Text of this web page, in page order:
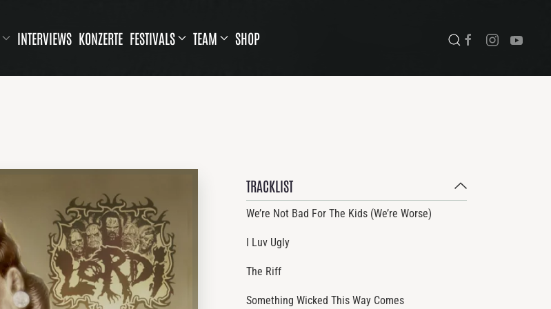
INTERVIEWS KONZERTE FESTIVALS TEAM SHOP
TRACKLIST
We’re Not Bad For The Kids (We’re Worse)
I Luv Ugly
The Riff
Something Wicked This Way Comes